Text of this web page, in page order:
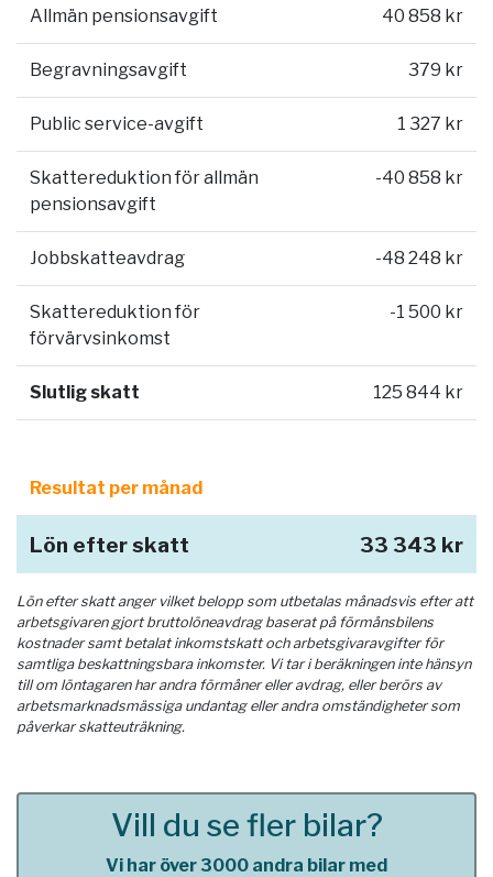
Allmän pensionsavgift 40 858 kr
Begravningsavgift 379 kr
Public service-avgift 1 327 kr
Skattereduktion för allmän
pensionsavgift
-40 858 kr
Jobbskatteavdrag -48 248 kr
Skattereduktion för
förvärvsinkomst
-1 500 kr
Slutlig skatt 125 844 kr
Resultat per månad
Lön efter skatt 33 343 kr
Lön efter skatt anger vilket belopp som utbetalas månadsvis efter att
arbetsgivaren gjort bruttolöneavdrag baserat på förmånsbilens
kostnader samt betalat inkomstskatt och arbetsgivaravgifter för
samtliga beskattningsbara inkomster. Vi tar i beräkningen inte hänsyn
till om löntagaren har andra förmåner eller avdrag, eller berörs av
arbetsmarknadsmässiga undantag eller andra omständigheter som
påverkar skatteuträkning.
Vill du se fler bilar?
Vi har över 3000 andra bilar med